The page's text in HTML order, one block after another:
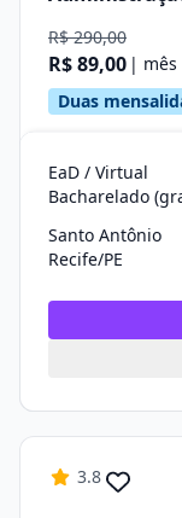
R$ 290,00
R$ 89,00 | mês
Duas
EaD / Virtual
Bacharelado
Santo Antônio
Recife/PE
3.8